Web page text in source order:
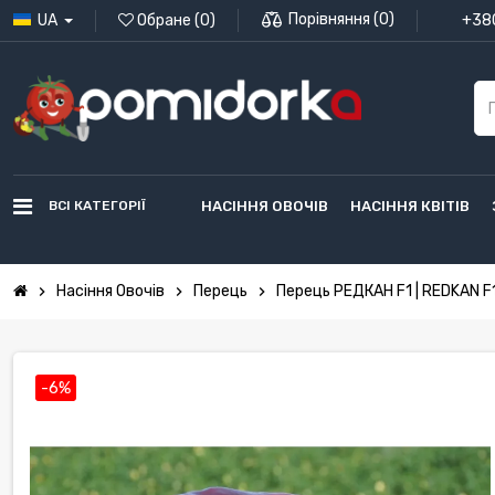
UA Обране (0) Порівняння (0)
ВСІ КАТЕГОРІЇ НАСІННЯ ОВОЧІВ НАСІННЯ КВІТІВ
chevron_right Насіння Овочів chevron_right Перець chevron_right Перець РЕДКАН F1 | REDKAN
-6%